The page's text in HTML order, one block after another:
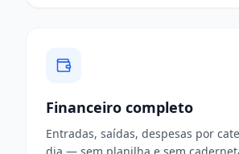
Financeiro completo
Entradas, saídas, despesas por